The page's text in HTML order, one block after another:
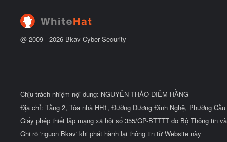
@ 2009 - 2026 Bkav Cyber Security
Chịu trách nhiệm nội dung: NGUYỄN THẢO DIỄM HẰNG
Địa chỉ: Tầng 2, Tòa nhà HH1, Đường Dương Đình Nghệ, Phường
Giấy phép thiết lập mạng xã hội số 355/GP-BTTTT do Bộ Thông tin
Ghi rõ 'nguồn Bkav' khi phát hành lại thông tin từ Website này